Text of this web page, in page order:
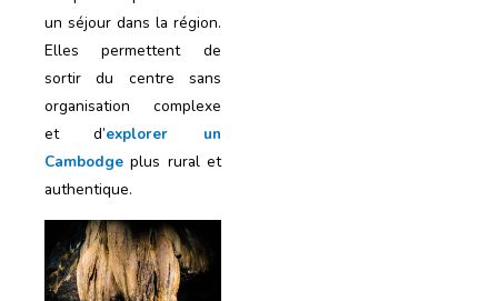
un séjour dans la région.
Elles permettent de
sortir du centre sans
organisation complexe
et d’explorer un
Cambodge plus rural et
authentique.